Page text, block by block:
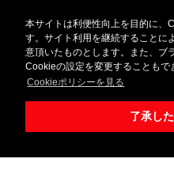
本サイトは利便性向上を目的に、
す。サイト利用を継続することに
意頂いたものとします。また、ブ
Cookieの設定を変更することもで
Cookieポリシーを見る
了承した
© 2022 -
スマホ表示